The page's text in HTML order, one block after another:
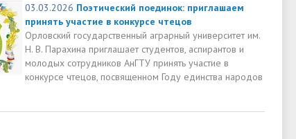
03.03.2026 Поэтический поединок: приглашаем
принять участие в конкурсе чтецов
Орловский государственный аграрный университет им.
Н. В. Парахина приглашает студентов, аспирантов и
молодых сотрудников АнГТУ принять участие в
конкурсе чтецов, посвященном Году единства народов